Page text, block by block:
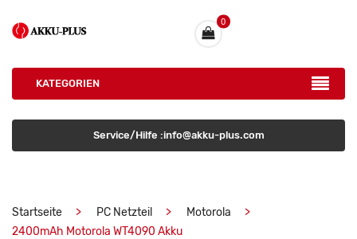
0
KATEGORIEN
Service/Hilfe :info@akku-plus.com
Startseite PC Netzteil
Motorola
2400mAh Motorola WT4090 Akku